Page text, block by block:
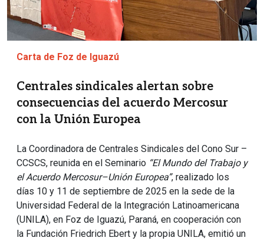
Carta de Foz de Iguazú
Centrales sindicales alertan sobre
consecuencias del acuerdo Mercosur
con la Unión Europea
La Coordinadora de Centrales Sindicales del Cono Sur –
CCSCS, reunida en el Seminario “El Mundo del Trabajo y
el Acuerdo Mercosur–Unión Europea”, realizado los
días 10 y 11 de septiembre de 2025 en la sede de la
Universidad Federal de la Integración Latinoamericana
(UNILA), en Foz de Iguazú, Paraná, en cooperación con
la Fundación Friedrich Ebert y la propia UNILA, emitió un